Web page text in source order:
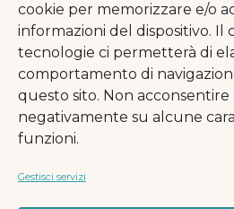
cookie per memorizzare e/o
informazioni del dispositivo. Il
tecnologie ci permetterà di
comportamento di
questo sito. Non
negativamente su alcune
funzioni.
Gestisci servizi
4
Ipsum dolor
consectetur
adipiscing
ongue
porttitor